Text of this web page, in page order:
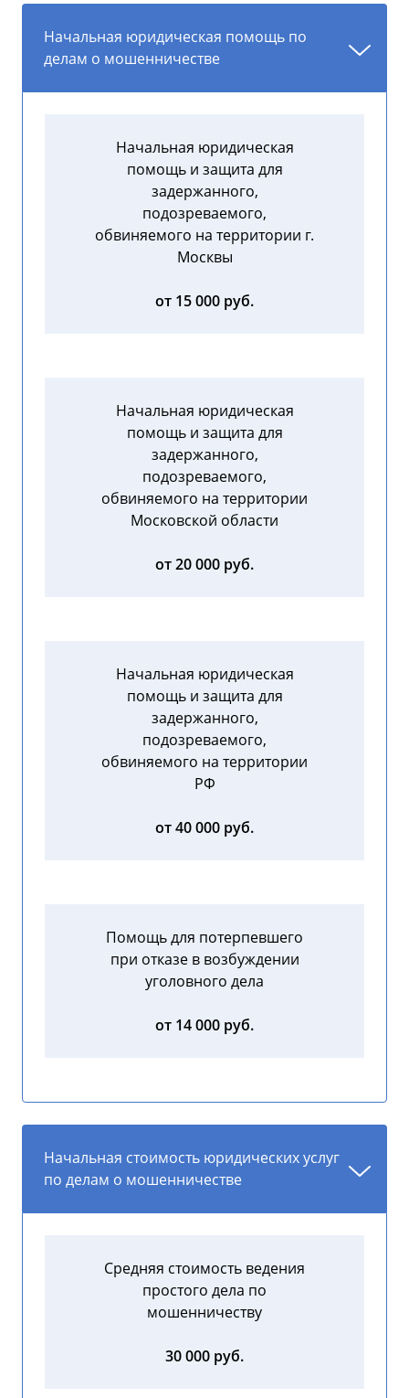
Начальная юридическая помощь по
делам о мошенничестве
Начальная юридическая
помощь и защита для
задержанного,
подозреваемого,
обвиняемого на территории г.
Москвы
от 15 000 руб.
Начальная юридическая
помощь и защита для
задержанного,
подозреваемого,
обвиняемого на территории
Московской области
от 20 000 руб.
Начальная юридическая
помощь и защита для
задержанного,
подозреваемого,
обвиняемого на территории
РФ
от 40 000 руб.
Помощь для потерпевшего
при отказе в возбуждении
уголовного дела
от 14 000 руб.
Начальная стоимость юридических услуг
по делам о мошенничестве
Средняя стоимость ведения
простого дела по
мошенничеству
30 000 руб.